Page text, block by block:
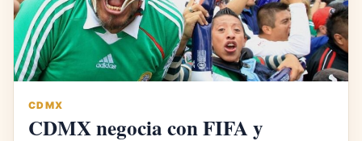
CDMX
CDMX negocia con FIFA y